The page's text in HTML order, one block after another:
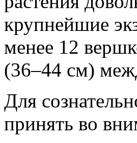
крупнейшие
менее 12
(36–44 см)
Для
принять во